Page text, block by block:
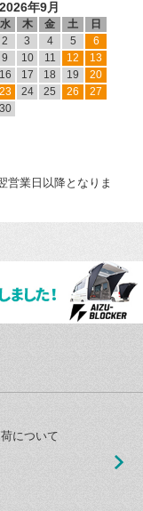
2026年9月
水 木 金 土
日
2 3 4 5
6
9 10 11 12
13
16 17 18 19
20
23 24 25 26
27
30
営業日以降となりま
について